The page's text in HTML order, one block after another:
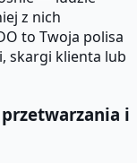
z nich
to Twoja polisa
skargi klienta lub
i